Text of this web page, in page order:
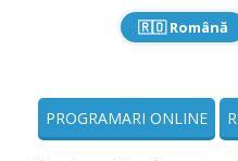
🇷🇴 Română
PROGRAMARI ONLINE